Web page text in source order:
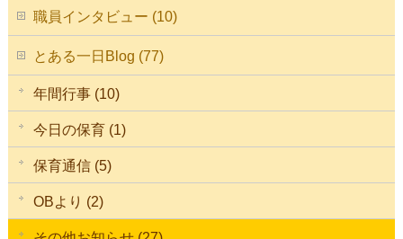
職員インタビュー (10)
とある一日Blog (77)
年間行事 (10)
今日の保育 (1)
保育通信 (5)
OBより (2)